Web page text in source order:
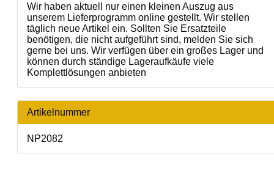
Wir haben aktuell nur einen kleinen Auszug aus
unserem Lieferprogramm online gestellt. Wir stellen
täglich neue Artikel ein. Sollten Sie Ersatzteile
benötigen, die nicht aufgeführt sind, melden Sie sich
gerne bei uns. Wir verfügen über ein großes Lager und
können durch ständige Lageraufkäufe viele
Komplettlösungen anbieten
Artikelnummer
NP2082